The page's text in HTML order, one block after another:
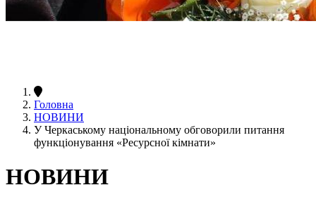
Головна
НОВИНИ
У Черкаському національному обговорили питання
функціонування «Ресурсної кімнати»
НОВИНИ